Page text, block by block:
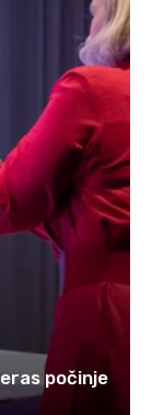
počinje